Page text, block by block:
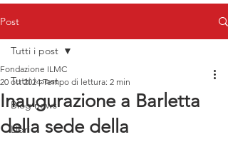
Post
Tutti i post
Blog news
Libri
Tutti i post
Inaugurazione a Barletta
della sede della
Fondazione ILMC
20 ott 2024 Tempo di lettura: 2 min